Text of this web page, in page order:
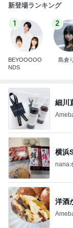
新登場ランキング
1
BEYOOOOO
NDS
2
島倉
細川
横浜
nana
洋酒